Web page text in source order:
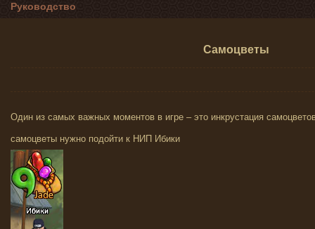
Руководство
Самоцветы
Один из самых важных моментов в игре – это инкрустация
самоцветы нужно подойти к НИП Ибики